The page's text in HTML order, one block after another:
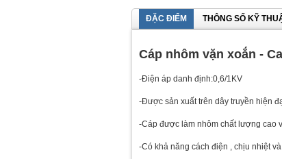
ĐẶC ĐIỂM THÔNG SỐ KỸ
Cáp nhôm vặn xoắn -
-Điện áp danh định:0,6/1KV
-Được sản xuất trên dây truyền hiện
-Cáp được làm nhôm chất lượng cao
-Có khả năng cách điện , chịu nhiệt